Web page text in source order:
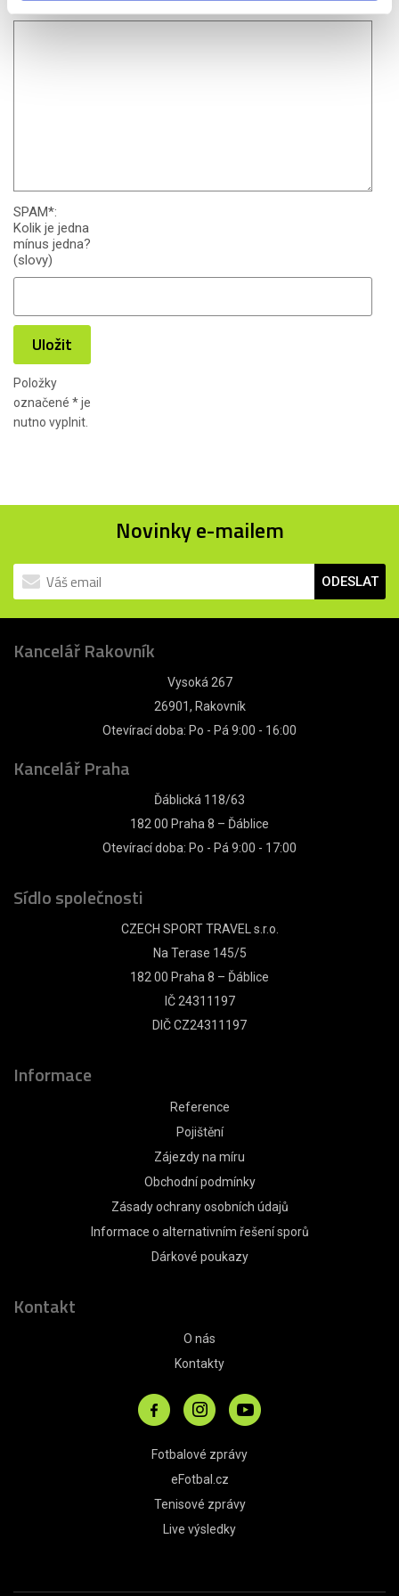
Text*:
SPAM*:
Kolik je jedna
mínus jedna?
(slovy)
Uložit
Položky
označené *je
nutno vyplnit.
Novinky e-mailem
ODESLAT
Kancelář Rakovník
Vysoká 267
26901, Rakovník
Otevírací doba: Po - Pá 9:00 - 16:00
Kancelář Praha
Ďáblická 118/63
182 00 Praha 8 – Ďáblice
Otevírací doba: Po - Pá 9:00 - 17:00
Sídlo společnosti
CZECH SPORT TRAVEL s.r.o.
Na Terase 145/5
182 00 Praha 8 – Ďáblice
IČ 24311197
DIČ CZ24311197
Informace
Reference
Pojištění
Zájezdy na míru
Obchodní podmínky
Zásady ochrany osobních údajů
Informace o alternativním řešení sporů
Dárkové poukazy
Kontakt
O nás
Kontakty
Fotbalové zprávy
eFotbal.cz
Tenisové zprávy
Live výsledky